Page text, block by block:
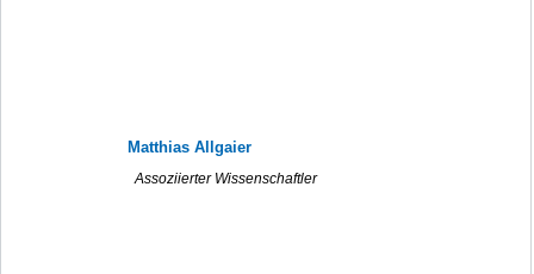
Matthias Allgaier
Assoziierter Wissenschaftler